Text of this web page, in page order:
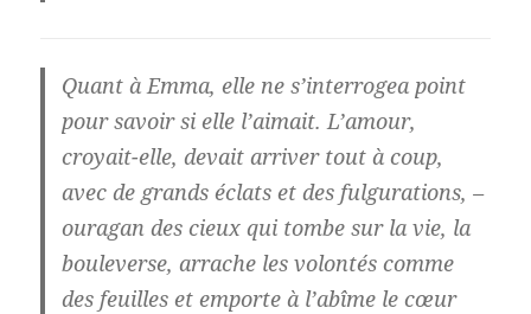
Quant à Emma, elle ne s’interrogea point
pour savoir si elle l’aimait. L’amour,
croyait-elle, devait arriver tout à coup,
avec de grands éclats et des fulgurations, –
ouragan des cieux qui tombe sur la vie, la
bouleverse, arrache les volontés comme
des feuilles et emporte à l’abîme le cœur